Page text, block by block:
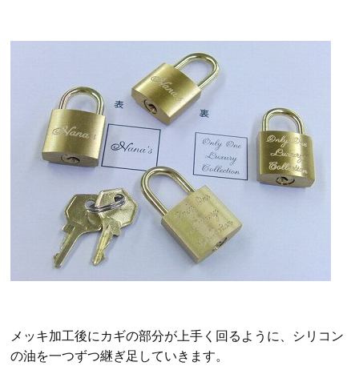
メッキ加工後にカギの部分が上手く回るように、シリコン
の油を一つずつ継ぎ足していきます。